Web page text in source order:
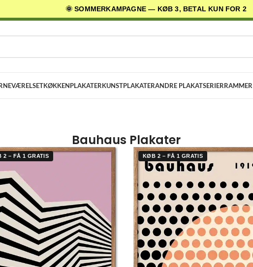
🌞 SOMMERKAMPAGNE — KØB 3, BETAL KUN FOR 2
✓ 3-5 DAGES LEVERING ✓ 30 DAGES RETURRET ★ 4,5/5 PÅ TRUSTPILOT
KØKKENPLAKATERKUNSTPLAKATERANDRE PLAKATSERIERRAMMER
Bauhaus Plakater
2 – FÅ 1 GRATIS KØB 2 – FÅ 1 GRATIS